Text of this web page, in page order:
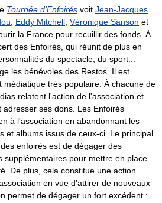
Tournée d'Enfoirés voit Jean-Jacques
, Eddy Mitchell, Véronique Sanson et
la France pour recuillir des fonds. À
des Enfoirés, qui réunit de plus en
du spectacle, du sport...
les bénévoles des Restos. Il est
médiatique très populaire. À chacune de
relatent l'action de l'association et
adresser ses dons. Les Enfoirés
à l'association en abandonnant les
et albums issus de ceux-ci. Le principal
enfoirés est de dégager des
supplémentaires pour mettre en place
De plus, cela constitue une action
en vue d’attirer de nouveaux
permet de dégager un fort excédent :